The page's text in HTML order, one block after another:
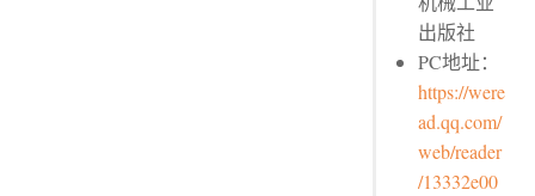
出版社
PC地址：
https://were
ad.qq.com/
web/reader
/13332e00